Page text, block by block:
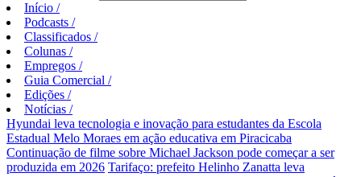
Início /
Podcasts /
Classificados /
Colunas /
Empregos /
Guia Comercial /
Edições /
Notícias /
Hyundai leva tecnologia e inovação para estudantes da Escola
Estadual Melo Moraes em ação educativa em Piracicaba
Continuação de filme sobre Michael Jackson pode começar a ser
produzida em 2026 Tarifaço: prefeito Helinho Zanatta leva